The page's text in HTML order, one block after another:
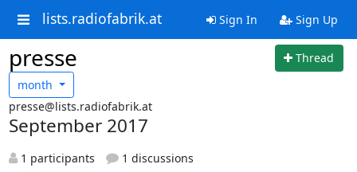
lists.radiofabrik.at Sign In Sign Up
presse
Thread
month
presse@lists.radiofabrik.at
September 2017
1 participants
1 discussions